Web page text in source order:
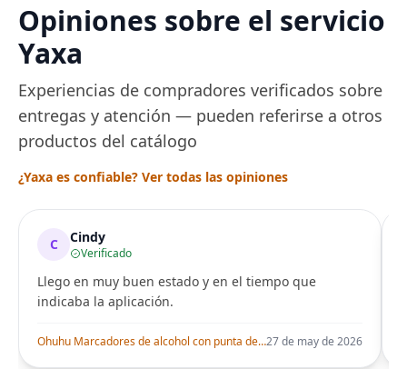
Opiniones sobre el servicio
Yaxa
Experiencias de compradores verificados sobre
entregas y atención — pueden referirse a otros
productos del catálogo
¿Yaxa es confiable? Ver todas las opiniones
C Cindy
Verificado
Llego en muy buen estado y en el tiempo que
indicaba la aplicación.
Ohuhu Marcadores de alcohol con punta de pincel – Juego de marcadores artísticos de doble punta con certificación AP para artistas adultos27 de may de 2026